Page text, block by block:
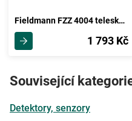
Fieldmann FZZ 4004 teleskopický žebřík
1 793 Kč
Související
Detektory, senzory